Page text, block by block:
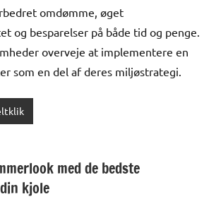
omdømme, øget
og besparelser på både tid og penge.
overveje at implementere en
som en del af deres miljøstrategi.
med de bedste
kjole